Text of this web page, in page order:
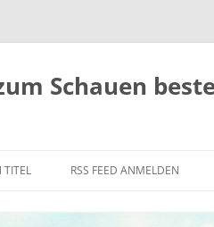
Schauen
TITEL RSS FEED ANMELDEN